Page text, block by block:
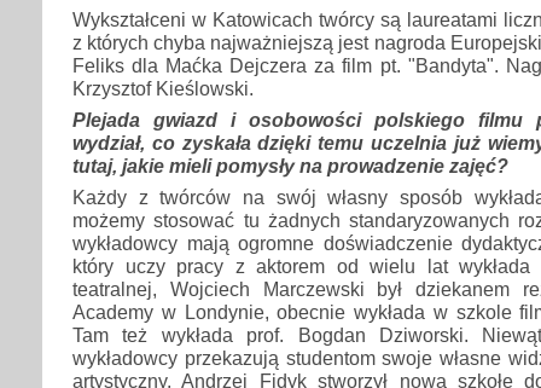
Wykształceni w Katowicach twórcy są laureatami
z których chyba najważniejszą jest nagroda
Feliks dla Maćka Dejczera za film pt. "Bandyta".
Krzysztof Kieślowski.
Plejada gwiazd i osobowości polskiego filmu
wydział, co zyskała dzięki temu uczelnia już
tutaj, jakie mieli pomysły na prowadzenie zajęć?
Każdy z twórców na swój własny sposób
możemy stosować tu żadnych standaryzowanych
wykładowcy mają ogromne doświadczenie
który uczy pracy z aktorem od wielu lat wykłada
teatralnej, Wojciech Marczewski był dziekanem
Academy w Londynie, obecnie wykłada w szkole
Tam też wykłada prof. Bogdan Dziworski.
wykładowcy przekazują studentom swoje własne
artystyczny. Andrzej Fidyk stworzył nową szkołę